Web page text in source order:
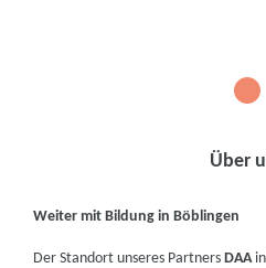
Über
Weiter mit Bildung in Böblingen
Der Standort unseres PartnersDAAin